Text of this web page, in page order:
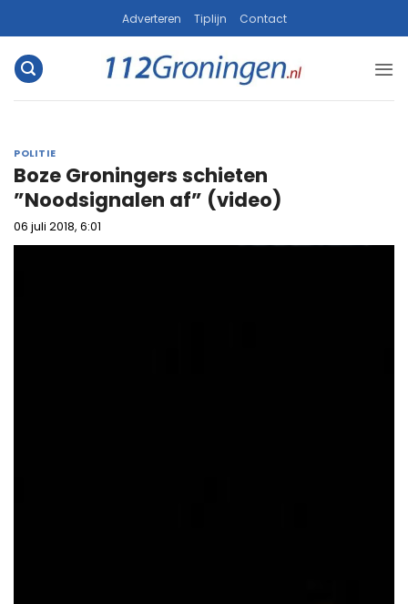
naar
inhoud
Adverteren Tiplijn Contact
POLITIE
Boze Groningers schieten
”Noodsignalen af” (video)
06 juli 2018, 6:01